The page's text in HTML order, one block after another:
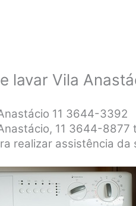
lavar Vila
11 3644-3392
11 3644-8877
realizar assistência da